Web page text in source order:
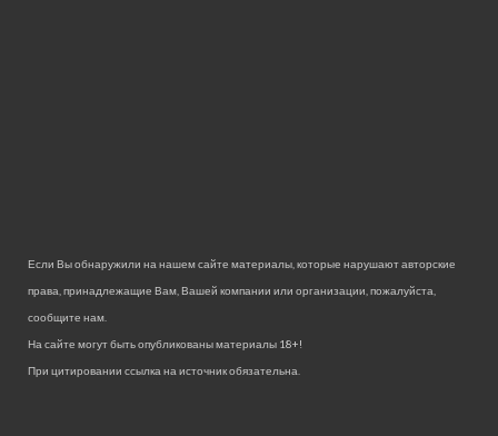
Если Вы обнаружили на нашем сайте материалы, которые нарушают авторские
права, принадлежащие Вам, Вашей компании или организации, пожалуйста,
сообщите нам.
На сайте могут быть опубликованы материалы 18+!
При цитировании ссылка на источник обязательна.